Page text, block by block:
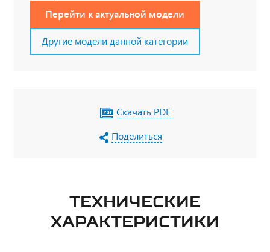
Перейти к актуальной модели
Другие модели данной категории
Скачать PDF
Поделиться
ТЕХНИЧЕСКИЕ
ХАРАКТЕРИСТИКИ